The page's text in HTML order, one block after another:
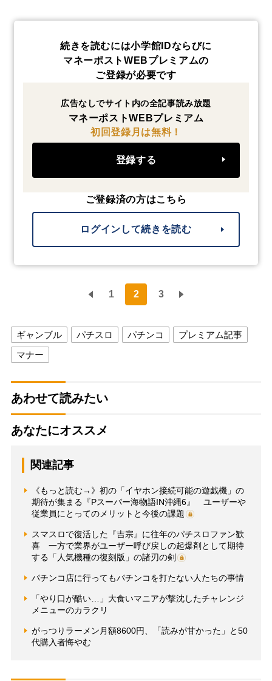
続きを読むには小学館IDならびに
マネーポストWEBプレミアムの
ご登録が必要です
広告なしでサイト内の全記事読み放題
マネーポストWEBプレミアム
初回登録月は無料！
登録する
ご登録済の方はこちら
ログインして続きを読む
1 2 3
ギャンブル パチスロ パチンコ
プレミアム記事
マナー
あわせて読みたい
あなたにオススメ
関連記事
《もっと読む→》初の「イヤホン接続可能の遊戯機」の
期待が集まる『Pスーパー海物語IN沖縄6』 ユーザーや
従業員にとってのメリットと今後の課題
スマスロで復活した『吉宗』に往年のパチスロファン歓
喜 一方で業界がユーザー呼び戻しの起爆剤として期待
する「人気機種の復刻版」の諸刃の剣
パチンコ店に行ってもパチンコを打たない人たちの事情
「やり口が酷い…」大食いマニアが撃沈したチャレンジ
メニューのカラクリ
がっつりラーメン月額8600円、「読みが甘かった」と50
代購入者悔やむ